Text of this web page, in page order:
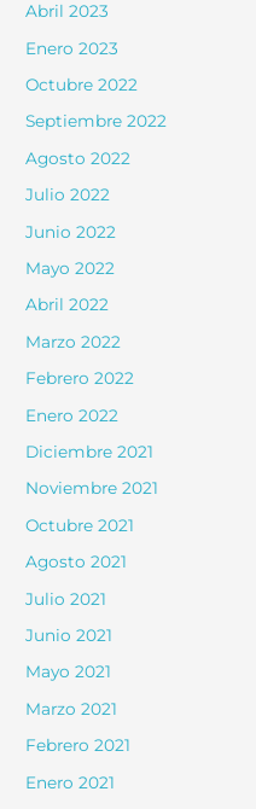
Abril 2023
Enero 2023
Octubre 2022
Septiembre 2022
Agosto 2022
Julio 2022
Junio 2022
Mayo 2022
Abril 2022
Marzo 2022
Febrero 2022
Enero 2022
Diciembre 2021
Noviembre 2021
Octubre 2021
Agosto 2021
Julio 2021
Junio 2021
Mayo 2021
Marzo 2021
Febrero 2021
Enero 2021